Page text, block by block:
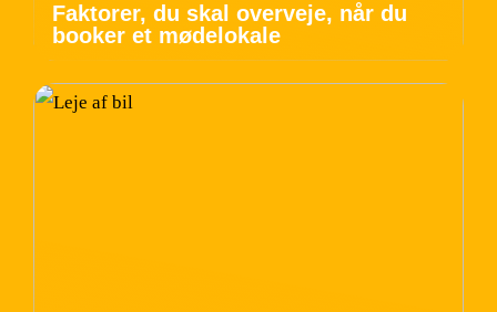
Faktorer, du skal overveje, når du
booker et mødelokale